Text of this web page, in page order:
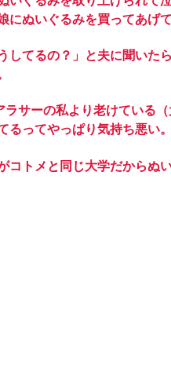
にぬいぐるみを買ってあげ
してるの？」と夫に聞い
ラサーの私より老けている
るってやっぱり気持ち悪い。
コトメと同じ大学だからぬ